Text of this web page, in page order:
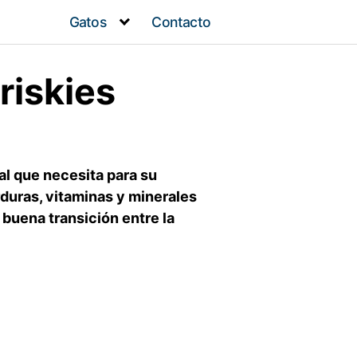
Gatos Contacto
que necesita para su
vitaminas y minerales
transición entre la